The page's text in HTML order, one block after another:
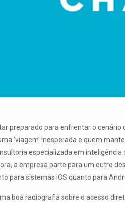
preparado para enfrentar o
‘viagem’ inesperada e quem
especializada em
a empresa parte para um outro
para sistemas iOS quanto para
boa radiografia sobre o acesso